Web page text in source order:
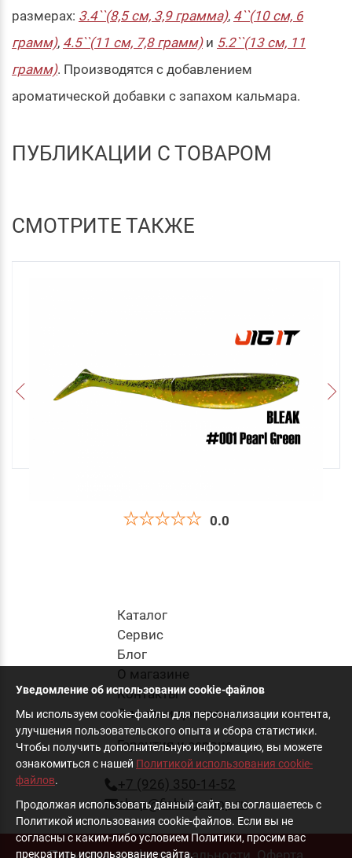
размерах: 3.4``(8,5 см, 3,9 грамма), 4``(10 см, 6
грамм), 4.5``(11 см, 7,8 грамм) и 5.2``(13 см, 11
грамм). Производятся с добавлением
ароматической добавки с запахом кальмара.
ПУБЛИКАЦИИ С ТОВАРОМ
СМОТРИТЕ ТАКЖЕ
0.0
330
Каталог
Cервис
Блог
О магазине
Контакты
Оплата и доставка
Гарантия и сервис
+7 (926) 350-14-52
shop@fishing-shop.ru
Уведомление об использовании cookie-файлов
Мы используем cookie-файлы для персонализации контента,
улучшения пользовательского опыта и сбора статистики.
Чтобы получить дополнительную информацию, вы можете
ознакомиться с нашей Политикой использования cookie-
файлов.
Продолжая использовать данный сайт, вы соглашаетесь с
Политикой использования cookie-файлов. Если вы не
согласны с каким-либо условием Политики, просим вас
прекратить использование сайта.